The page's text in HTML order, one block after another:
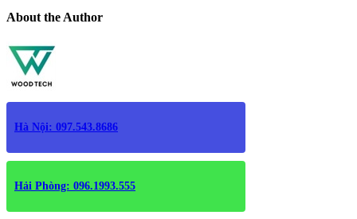
About the Author
Hà Nội: 097.543.8686
Hải Phòng: 096.1993.555